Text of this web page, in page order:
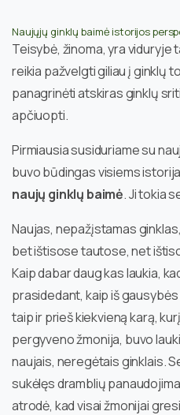
Naujųjų ginklų baimė istorijos
Teisybė, žinoma, yra viduryje
reikia pažvelgti giliau į ginklų
panagrinėti atskiras ginklų
apčiuopti.
Pirmiausia susiduriame su
buvo būdingas visiems
naujų ginklų baimė. Ji tokia
Naujas, nepažįstamas
bet ištisose tautose, net
Kaip dabar daug kas laukia,
prasidedant, kaip iš
taip ir prieš kiekvieną karą,
pergyveno žmonija, buvo
naujais, neregėtais ginklais.
sukėlęs dramblių
atrodė, kad visai žmonijai